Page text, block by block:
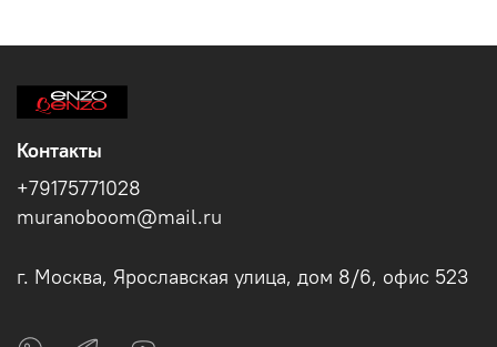
Контакты
+79175771028
muranoboom@mail.ru
г. Москва, Ярославская улица, дом 8/6, офис 523